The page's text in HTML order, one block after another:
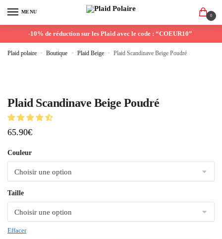
MENU
0
-10% de réduction sur les Plaid avec le code : “COEUR10”
Plaid polaire » Boutique » Plaid Beige » Plaid Scandinave Beige Poudré
Plaid Scandinave Beige Poudré
65.90€
Couleur
Taille
Effacer